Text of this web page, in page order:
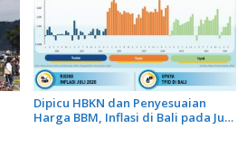
Dipicu HBKN dan Penyesuaian
Harga BBM, Inflasi di Bali pada Juni